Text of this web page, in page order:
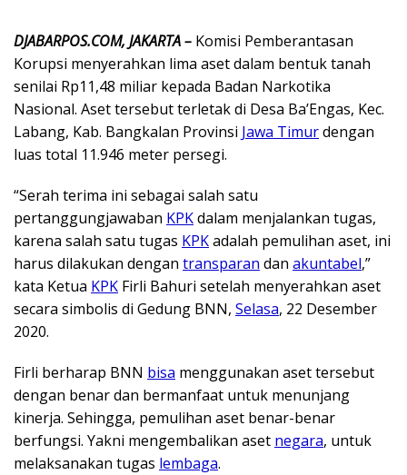
DJABARPOS.COM, JAKARTA – Komisi Pemberantasan
Korupsi menyerahkan lima aset dalam bentuk tanah
senilai Rp11,48 miliar kepada Badan Narkotika
Nasional. Aset tersebut terletak di Desa Ba’Engas, Kec.
Labang, Kab. Bangkalan Provinsi Jawa Timurdengan
luas total 11.946 meter persegi.
“Serah terima ini sebagai salah satu
pertanggungjawaban KPKdalam menjalankan tugas,
karena salah satu tugas KPKadalah pemulihan aset, ini
harus dilakukan dengan transparan dan akuntabel,”
kata Ketua KPK Firli Bahuri setelah menyerahkan aset
secara simbolis di Gedung BNN, Selasa, 22 Desember
2020.
Firli berharap BNN bisa menggunakan aset tersebut
dengan benar dan bermanfaat untuk menunjang
kinerja. Sehingga, pemulihan aset benar-benar
berfungsi. Yakni mengembalikan aset negara, untuk
melaksanakan tugas lembaga.